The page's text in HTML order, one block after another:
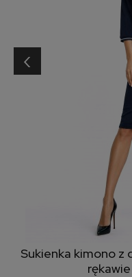
Sukienka kimono z
‹